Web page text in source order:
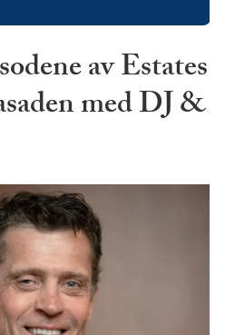
av Estates
med DJ &